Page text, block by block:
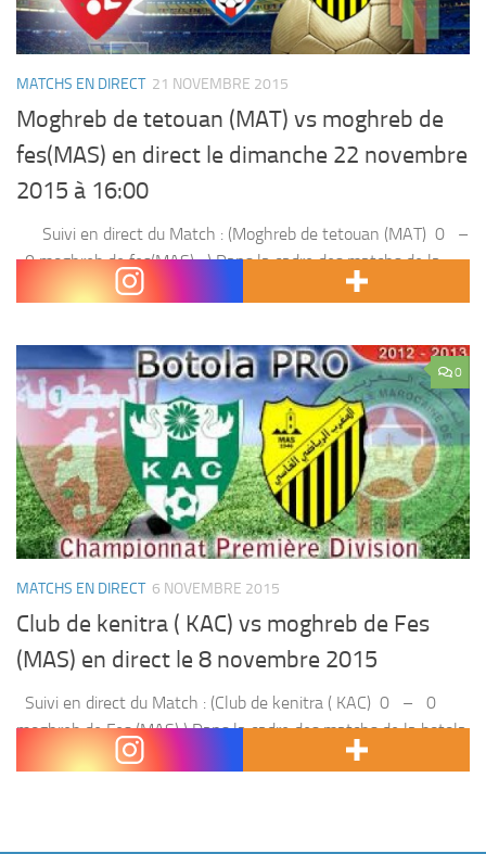
MATCHS EN DIRECT 21 NOVEMBRE 2015
Moghreb de tetouan (MAT) vs moghreb de
fes(MAS) en direct le dimanche 22 novembre
2015 à 16:00
Suivi en direct du Match : (Moghreb de tetouan (MAT) 0 –
0 moghreb de fes(MAS) ) Dans la cadre des matchs de la
botola pro Moghreb de tetouan (MAT) , affronte moghreb...
0
MATCHS EN DIRECT 6 NOVEMBRE 2015
Club de kenitra ( KAC) vs moghreb de Fes
(MAS) en direct le 8 novembre 2015
Suivi en direct du Match : (Club de kenitra ( KAC) 0 – 0
moghreb de Fes (MAS) ) Dans la cadre des matchs de la botola
pro , le Club de kenitra...